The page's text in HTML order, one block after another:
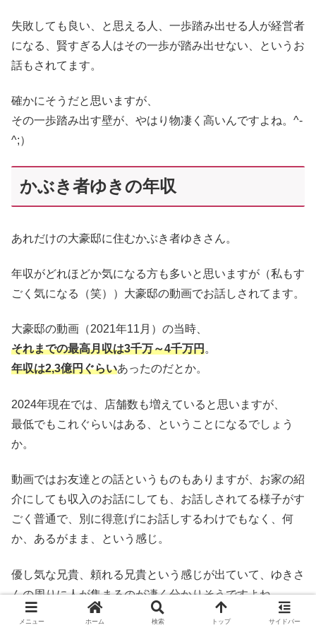
失敗しても良い、と思える人、一歩踏み出せる人が経営者
になる、賢すぎる人はその一歩が踏み出せない、というお
話もされてます。
確かにそうだと思いますが、
その一歩踏み出す壁が、やはり物凄く高いんですよね。^-
^;）
かぶき者ゆきの年収
あれだけの大豪邸に住むかぶき者ゆきさん。
年収がどれほどか気になる方も多いと思いますが（私もす
ごく気になる（笑））大豪邸の動画でお話しされてます。
大豪邸の動画（2021年11月）の当時、
それまでの最高月収は3千万～4千万円。
年収は2,3億円ぐらいあったのだとか。
2024年現在では、店舗数も増えていると思いますが、
最低でもこれぐらいはある、ということになるでしょう
か。
動画ではお友達との話というものもありますが、お家の紹
介にしても収入のお話にしても、お話しされてる様子がす
ごく普通で、別に得意げにお話しするわけでもなく、何
か、あるがまま、という感じ。
優し気な兄貴、頼れる兄貴という感じが出ていて、ゆきさ
んの周りに人が集まるのが凄く分かりそうですよね。
メニュー ホーム 検索 トップ サイドバー